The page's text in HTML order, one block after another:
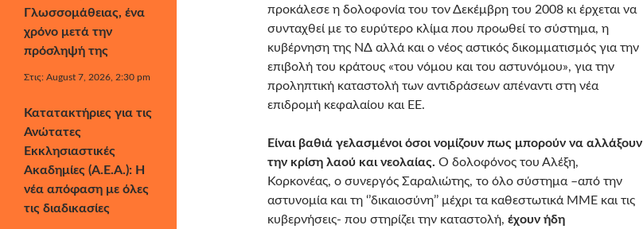
προκάλεσε η δολοφονία του τον Δεκέμβρη του 2008 κι έρχεται να
συνταχθεί με το ευρύτερο κλίμα που προωθεί το σύστημα, η
κυβέρνηση της ΝΔ αλλά και ο νέος αστικός δικομματισμός για την
επιβολή του κράτους «του νόμου και του αστυνόμου», για την
προληπτική καταστολή των αντιδράσεων απέναντι στη νέα
επιδρομή κεφαλαίου και ΕΕ.
Είναι βαθιά γελασμένοι όσοι νομίζουν πως μπορούν να αλλάξουν
την κρίση λαού και νεολαίας. Ο δολοφόνος του Αλέξη,
Κορκονέας, ο συνεργός Σαραλιώτης, το όλο σύστημα –από την
αστυνομία και τη ‘’δικαιοσύνη’’ μέχρι τα καθεστωτικά ΜΜΕ και τις
κυβερνήσεις- που στηρίζει την καταστολή, έχουν ήδη
Γλωσσομάθειας, ένα
χρόνο μετά την
πρόσληψή της
Στις: August 7, 2026, 2:30 pm
Κατατακτήριες για τις
Ανώτατες
Εκκλησιαστικές
Ακαδημίες (Α.Ε.Α.): Η
νέα απόφαση με όλες
τις διαδικασίες